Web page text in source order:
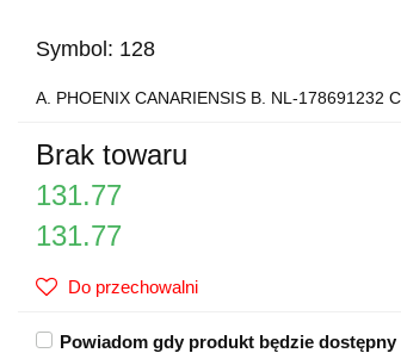
Symbol: 128
A. PHOENIX CANARIENSIS B. NL-178691232
Brak towaru
131.77
131.77
Do przechowalni
Powiadom gdy produkt będzie dostępny